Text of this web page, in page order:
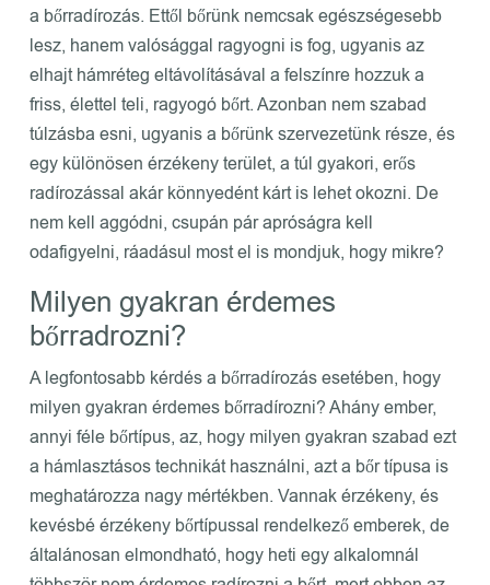
a bőrradírozás. Ettől bőrünk nemcsak egészségesebb
lesz, hanem valósággal ragyogni is fog, ugyanis az
elhajt hámréteg eltávolításával a felszínre hozzuk a
friss, élettel teli, ragyogó bőrt. Azonban nem szabad
túlzásba esni, ugyanis a bőrünk szervezetünk része, és
egy különösen érzékeny terület, a túl gyakori, erős
radírozással akár könnyedént kárt is lehet okozni. De
nem kell aggódni, csupán pár apróságra kell
odafigyelni, ráadásul most el is mondjuk, hogy mikre?
Milyen gyakran érdemes
bőrradrozni?
A legfontosabb kérdés a bőrradírozás esetében, hogy
milyen gyakran érdemes bőrradírozni? Ahány ember,
annyi féle bőrtípus, az, hogy milyen gyakran szabad ezt
a hámlasztásos technikát használni, azt a bőr típusa is
meghatározza nagy mértékben. Vannak érzékeny, és
kevésbé érzékeny bőrtípussal rendelkező emberek, de
általánosan elmondható, hogy heti egy alkalomnál